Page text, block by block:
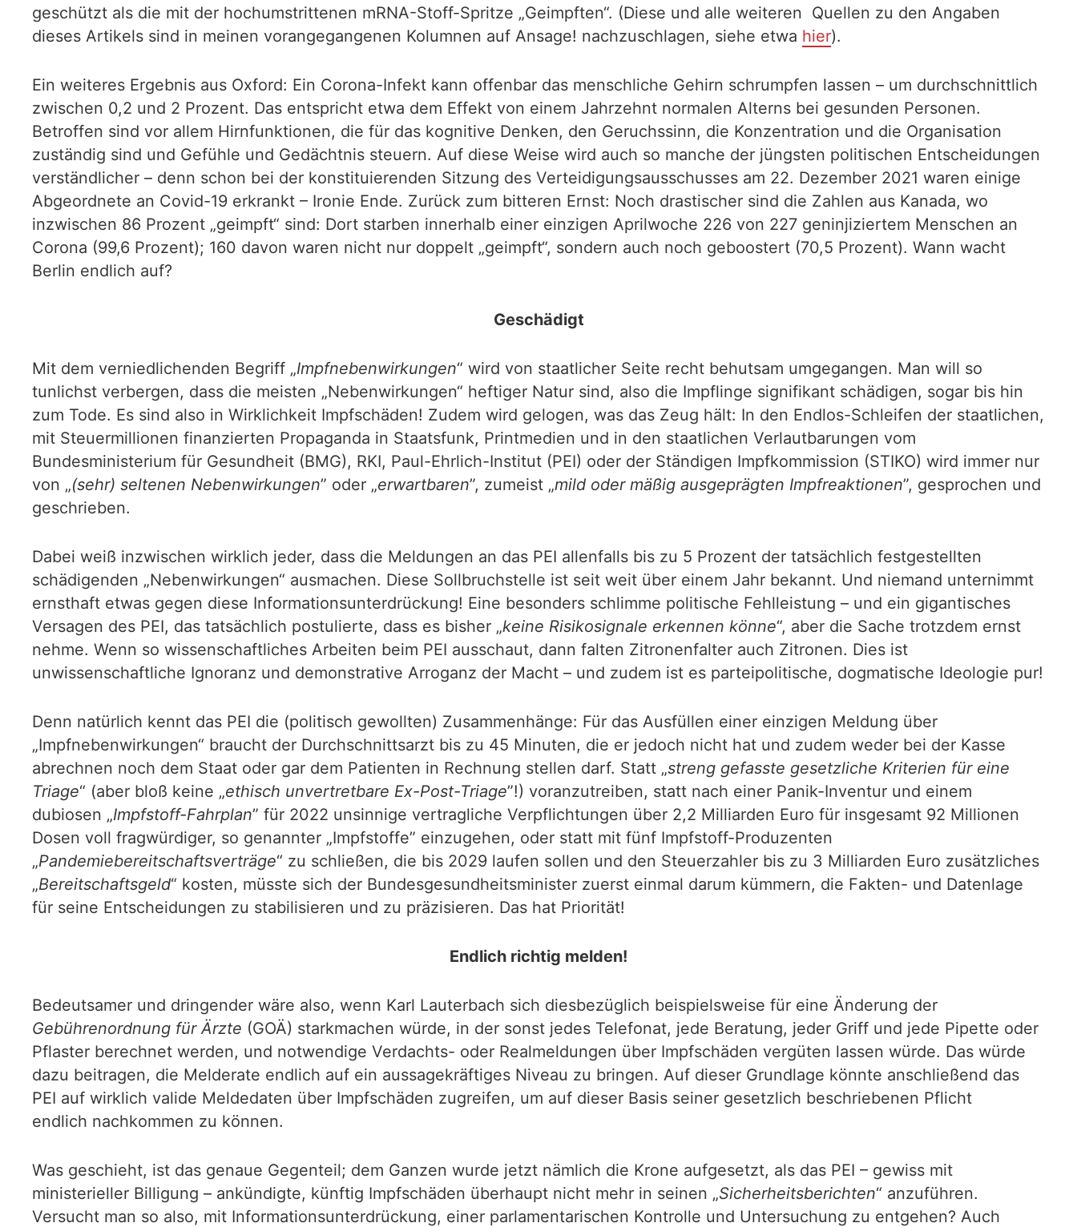
geschützt als die mit der hochumstrittenen mRNA-Stoff-Spritze „Geimpften“. (Diese und alle weiteren Quellen zu den Angaben
dieses Artikels sind in meinen vorangegangenen Kolumnen auf Ansage! nachzuschlagen, siehe etwa hier).
Ein weiteres Ergebnis aus Oxford: Ein Corona-Infekt kann offenbar das menschliche Gehirn schrumpfen lassen – um durchschnittlich
zwischen 0,2 und 2 Prozent. Das entspricht etwa dem Effekt von einem Jahrzehnt normalen Alterns bei gesunden Personen.
Betroffen sind vor allem Hirnfunktionen, die für das kognitive Denken, den Geruchssinn, die Konzentration und die Organisation
zuständig sind und Gefühle und Gedächtnis steuern. Auf diese Weise wird auch so manche der jüngsten politischen Entscheidungen
verständlicher – denn schon bei der konstituierenden Sitzung des Verteidigungsausschusses am 22. Dezember 2021 waren einige
Abgeordnete an Covid-19 erkrankt – Ironie Ende. Zurück zum bitteren Ernst: Noch drastischer sind die Zahlen aus Kanada, wo
inzwischen 86 Prozent „geimpft“ sind: Dort starben innerhalb einer einzigen Aprilwoche 226 von 227 geninjiziertem Menschen an
Corona (99,6 Prozent); 160 davon waren nicht nur doppelt „geimpft“, sondern auch noch geboostert (70,5 Prozent). Wann wacht
Berlin endlich auf?
Geschädigt
Mit dem verniedlichenden Begriff „Impfnebenwirkungen“ wird von staatlicher Seite recht behutsam umgegangen. Man will so
tunlichst verbergen, dass die meisten „Nebenwirkungen“ heftiger Natur sind, also die Impflinge signifikant schädigen, sogar bis hin
zum Tode. Es sind also in Wirklichkeit Impfschäden! Zudem wird gelogen, was das Zeug hält: In den Endlos-Schleifen der staatlichen,
mit Steuermillionen finanzierten Propaganda in Staatsfunk, Printmedien und in den staatlichen Verlautbarungen vom
Bundesministerium für Gesundheit (BMG), RKI, Paul-Ehrlich-Institut (PEI) oder der Ständigen Impfkommission (STIKO) wird immer nur
von „(sehr) seltenen Nebenwirkungen” oder „erwartbaren”, zumeist „mild oder mäßig ausgeprägten Impfreaktionen”, gesprochen und
geschrieben.
Dabei weiß inzwischen wirklich jeder, dass die Meldungen an das PEI allenfalls bis zu 5 Prozent der tatsächlich festgestellten
schädigenden „Nebenwirkungen“ ausmachen. Diese Sollbruchstelle ist seit weit über einem Jahr bekannt. Und niemand unternimmt
ernsthaft etwas gegen diese Informationsunterdrückung! Eine besonders schlimme politische Fehlleistung – und ein gigantisches
Versagen des PEI, das tatsächlich postulierte, dass es bisher „keine Risikosignale erkennen könne“, aber die Sache trotzdem ernst
nehme. Wenn so wissenschaftliches Arbeiten beim PEI ausschaut, dann falten Zitronenfalter auch Zitronen. Dies ist
unwissenschaftliche Ignoranz und demonstrative Arroganz der Macht – und zudem ist es parteipolitische, dogmatische Ideologie pur!
Denn natürlich kennt das PEI die (politisch gewollten) Zusammenhänge: Für das Ausfüllen einer einzigen Meldung über
„Impfnebenwirkungen“ braucht der Durchschnittsarzt bis zu 45 Minuten, die er jedoch nicht hat und zudem weder bei der Kasse
abrechnen noch dem Staat oder gar dem Patienten in Rechnung stellen darf. Statt „streng gefasste gesetzliche Kriterien für eine
Triage“ (aber bloß keine „ethisch unvertretbare Ex-Post-Triage”!) voranzutreiben, statt nach einer Panik-Inventur und einem
dubiosen „Impfstoff-Fahrplan” für 2022 unsinnige vertragliche Verpflichtungen über 2,2 Milliarden Euro für insgesamt 92 Millionen
Dosen voll fragwürdiger, so genannter „Impfstoffe” einzugehen, oder statt mit fünf Impfstoff-Produzenten
„Pandemiebereitschaftsverträge“ zu schließen, die bis 2029 laufen sollen und den Steuerzahler bis zu 3 Milliarden Euro zusätzliches
„Bereitschaftsgeld“ kosten, müsste sich der Bundesgesundheitsminister zuerst einmal darum kümmern, die Fakten- und Datenlage
für seine Entscheidungen zu stabilisieren und zu präzisieren. Das hat Priorität!
Endlich richtig melden!
Bedeutsamer und dringender wäre also, wenn Karl Lauterbach sich diesbezüglich beispielsweise für eine Änderung der
Gebührenordnung für Ärzte (GOÄ) starkmachen würde, in der sonst jedes Telefonat, jede Beratung, jeder Griff und jede Pipette oder
Pflaster berechnet werden, und notwendige Verdachts- oder Realmeldungen über Impfschäden vergüten lassen würde. Das würde
dazu beitragen, die Melderate endlich auf ein aussagekräftiges Niveau zu bringen. Auf dieser Grundlage könnte anschließend das
PEI auf wirklich valide Meldedaten über Impfschäden zugreifen, um auf dieser Basis seiner gesetzlich beschriebenen Pflicht
endlich nachkommen zu können.
Was geschieht, ist das genaue Gegenteil; dem Ganzen wurde jetzt nämlich die Krone aufgesetzt, als das PEI – gewiss mit
ministerieller Billigung – ankündigte, künftig Impfschäden überhaupt nicht mehr in seinen „Sicherheitsberichten“ anzuführen.
Versucht man so also, mit Informationsunterdrückung, einer parlamentarischen Kontrolle und Untersuchung zu entgehen? Auch